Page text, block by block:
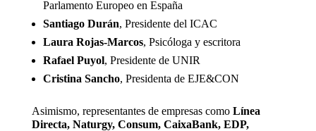
Parlamento Europeo en España
Santiago Durán, Presidente del ICAC
Laura Rojas-Marcos, Psicóloga y escritora
Rafael Puyol, Presidente de UNIR
Cristina Sancho, Presidenta de EJE&CON
Asimismo, representantes de empresas como Línea
Directa, Naturgy, Consum, CaixaBank, EDP,